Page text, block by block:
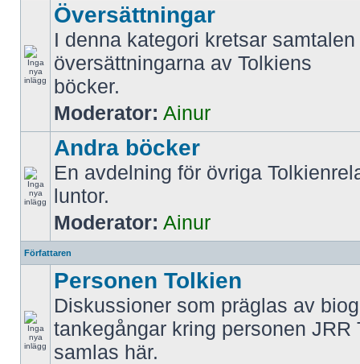
Översättningar
I denna kategori kretsar
översättningarna av Tolkiens
böcker.
Moderator: Ainur
Andra böcker
En avdelning för övriga
luntor.
Moderator: Ainur
Författaren
Personen Tolkien
Diskussioner som präglas av
tankegångar kring personen JRR
samlas här.